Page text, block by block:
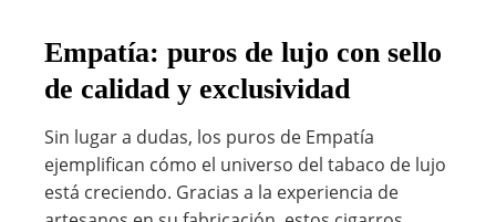
Empatía: puros de lujo con sello
de calidad y exclusividad
Sin lugar a dudas, los puros de Empatía
ejemplifican cómo el universo del tabaco de lujo
está creciendo. Gracias a la experiencia de